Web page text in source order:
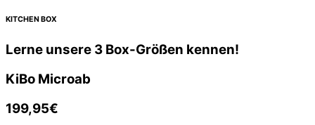
KITCHEN BOX
Lerne unsere 3 Box-Größen kennen!
KiBo Microab
199,95€